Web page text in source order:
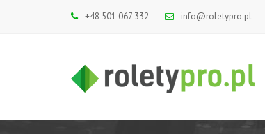
+48 501 067 332 info@roletypro.pl